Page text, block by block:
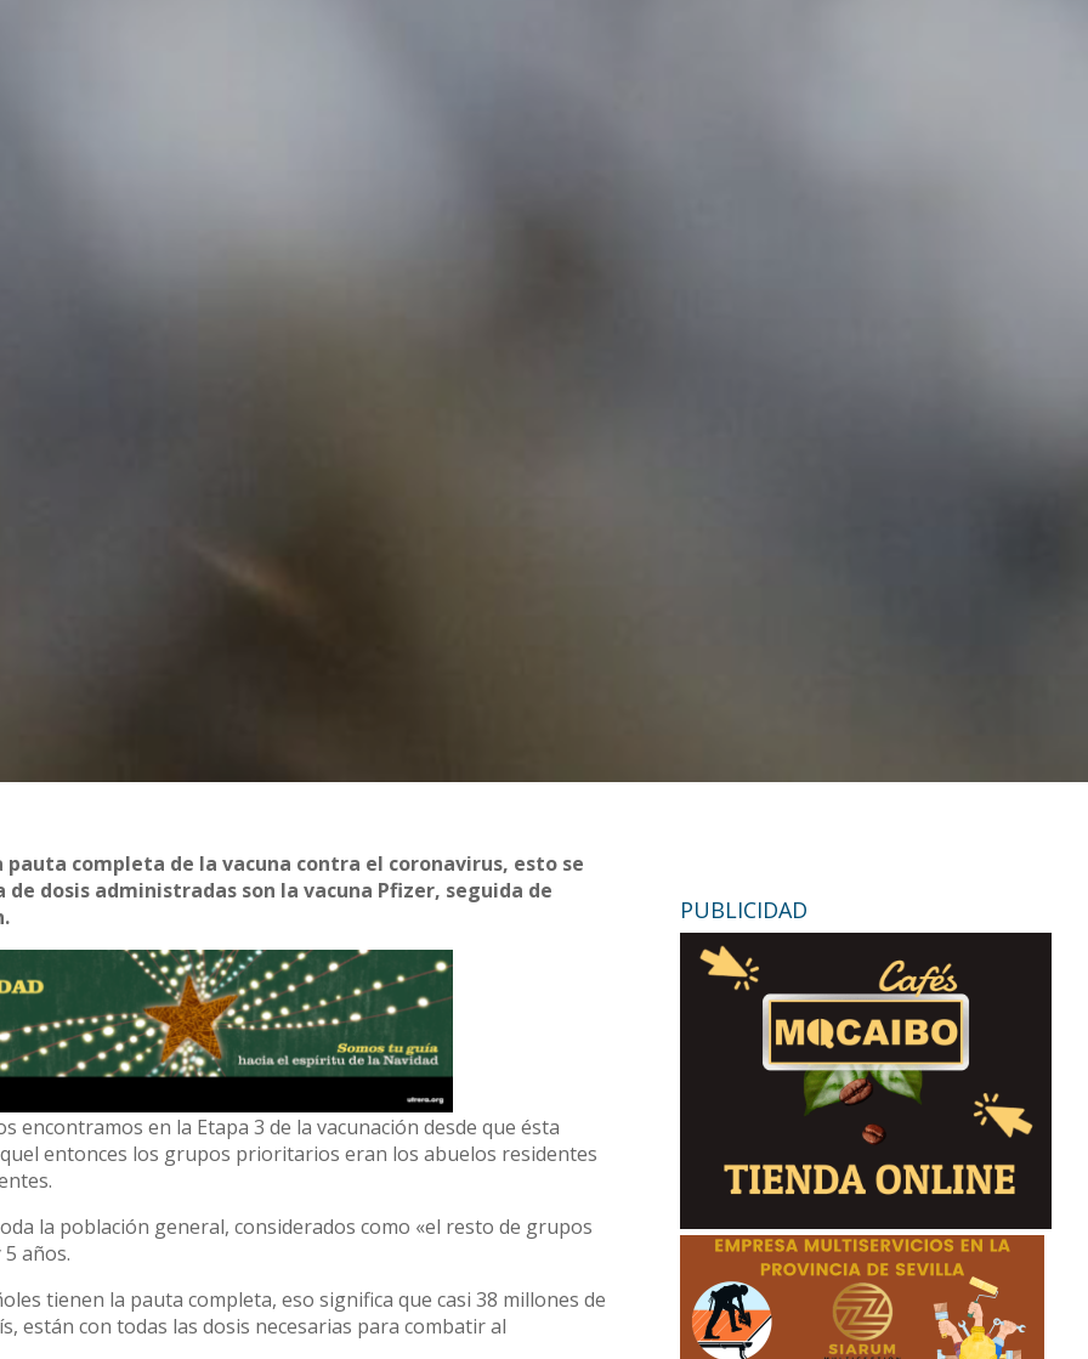
completa de la vacuna contra el coronavirus, esto se
dosis administradas son la vacuna Pfizer, seguida de
encontramos en la Etapa 3 de la vacunación desde que ésta
entonces los grupos prioritarios eran los abuelos residentes
la población general, considerados como «el resto de grupos
años.
tienen la pauta completa, eso significa que casi 38 millones de
están con todas las dosis necesarias para combatir al
PUBLICIDAD